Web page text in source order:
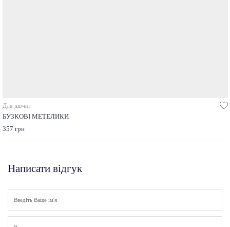
Для дівчат
БУЗКОВІ МЕТЕЛИКИ
357 грн
Написати відгук